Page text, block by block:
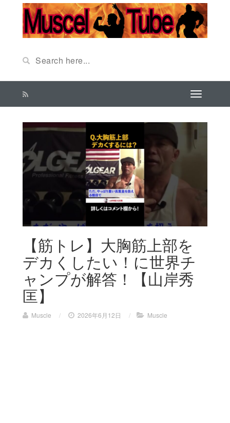
【筋トレ】大胸筋上部を
デカくしたい！に世界チ
ャンプが解答！【山岸秀
匡】
Muscle / 2026年6月12日 / Muscle